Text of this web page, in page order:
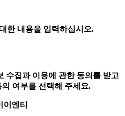
한 내용을 입력하십시오.
수집과 이용에 관한 동의를 받고
여부를 선택해 주세요.
이엔티